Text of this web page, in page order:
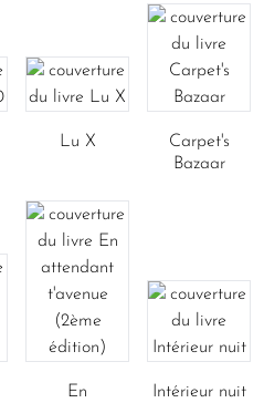
Lu X
Carpet's
Bazaar
En
Intérieur nuit